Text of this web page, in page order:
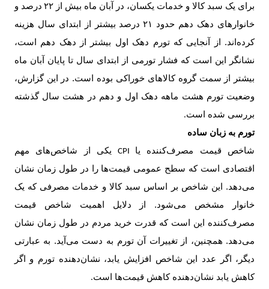
برای یک سبد کالا و خدمات یکسان، در آبان ماه بیش از۲۲ درصد و
خانوارهای دهک دهم حدود ۲۱ درصد بیشتر از ابتدای سال هزینه
کرده‌اند. از آنجایی که تورم دهک اول بیشتر از دهک دهم است،
نشانگر این است که فشار تورمی از ابتدای سال تا پایان آبان ماه
بیشتر از سمت گروه کالاهای خوراکی بوده است. در این گزارش،
وضعیت تورم هشت ماهه دهک اول و دهم در هشت سال گذشته
بررسی شده است.
تورم به زبان ساده
شاخص قیمت مصرف‌کننده یا
یکی از شاخص‌های مهم
اقتصادی است که سطح عمومی قیمت‌ها را در طول زمان نشان
می‌دهد. این شاخص بر اساس سبد کالا و خدمات مصرفی که یک
خانوار مشخص می‌شود. از دلایل اهمیت شاخص قیمت
مصرف‌کننده این است که قدرت خرید مردم در طول زمان نشان
می‌دهد. همچنین، از تغییرات آن تورم به دست می‌آید. به عبارتی
دیگر، اگر عدد این شاخص افزایش یابد، نشان‌دهنده تورم و اگر
کاهش یابد نشان‌دهنده کاهش قیمت‌ها است.